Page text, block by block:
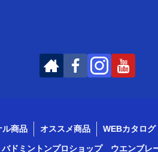
ル商品 オススメ商品 WEBカタログ
ドミントンプロショップ ウエンブレ